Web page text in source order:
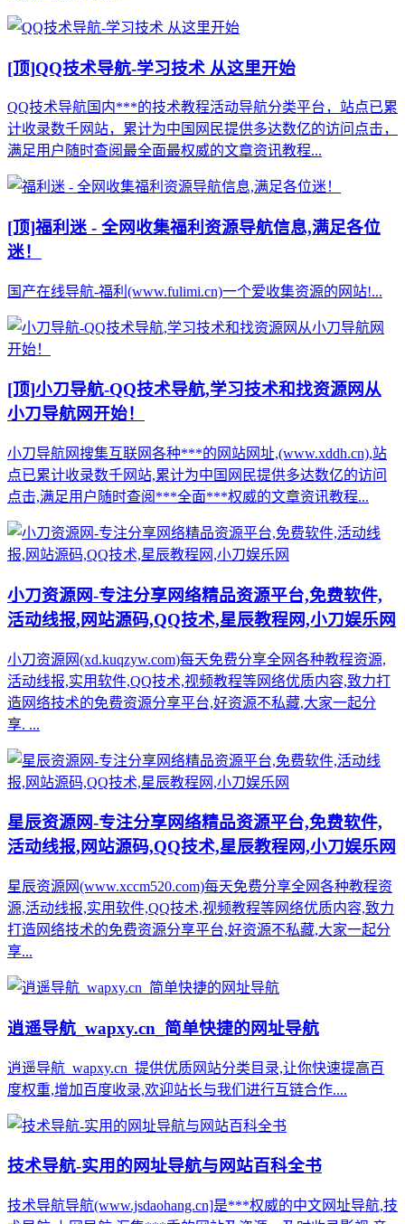
[顶]QQ技术导航-学习技术 从这里开始
QQ技术导航国内***的技术教程活动导航分类平台，站点已累
计收录数千网站，累计为中国网民提供多达数亿的访问点击，
满足用户随时查阅最全面最权威的文章资讯教程...
[顶]福利迷 - 全网收集福利资源导航信息,满足各位
迷！
国产在线导航-福利(www.fulimi.cn)一个爱收集资源的网站!...
[顶]小刀导航-QQ技术导航,学习技术和找资源网从
小刀导航网开始！
小刀导航网搜集互联网各种***的网站网址,(www.xddh.cn),站
点已累计收录数千网站,累计为中国网民提供多达数亿的访问
点击,满足用户随时查阅***全面***权威的文章资讯教程...
小刀资源网-专注分享网络精品资源平台,免费软件,
活动线报,网站源码,QQ技术,星辰教程网,小刀娱乐网
小刀资源网(xd.kuqzyw.com)每天免费分享全网各种教程资源,
活动线报,实用软件,QQ技术,视频教程等网络优质内容,致力打
造网络技术的免费资源分享平台,好资源不私藏,大家一起分
享. ...
星辰资源网-专注分享网络精品资源平台,免费软件,
活动线报,网站源码,QQ技术,星辰教程网,小刀娱乐网
星辰资源网(www.xccm520.com)每天免费分享全网各种教程资
源,活动线报,实用软件,QQ技术,视频教程等网络优质内容,致力
打造网络技术的免费资源分享平台,好资源不私藏,大家一起分
享...
逍遥导航_wapxy.cn_简单快捷的网址导航
逍遥导航_wapxy.cn_提供优质网站分类目录,让你快速提高百
度权重,增加百度收录,欢迎站长与我们进行互链合作....
技术导航-实用的网址导航与网站百科全书
技术导航导航(www.jsdaohang.cn]是***权威的中文网址导航,技